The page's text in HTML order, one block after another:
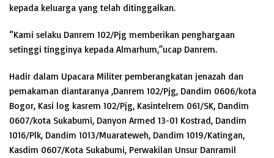
kepada keluarga yang telah ditinggalkan.
“Kami selaku Danrem 102/Pjg memberikan penghargaan
setinggi tingginya kepada Almarhum,”ucap Danrem.
Hadir dalam Upacara Militer pemberangkatan jenazah dan
pemakaman diantaranya ,Danrem 102/Pjg, Dandim 0606/kota
Bogor, Kasi log kasrem 102/Pjg, Kasintelrem 061/SK, Dandim
0607/kota Sukabumi, Danyon Armed 13-01 Kostrad, Dandim
1016/Plk, Dandim 1013/Muarateweh, Dandim 1019/Katingan,
Kasdim 0607/Kota Sukabumi, Perwakilan Unsur Danramil